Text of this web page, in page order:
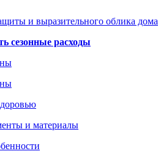
и выразительного облика дома
сезонные расходы
и материалы